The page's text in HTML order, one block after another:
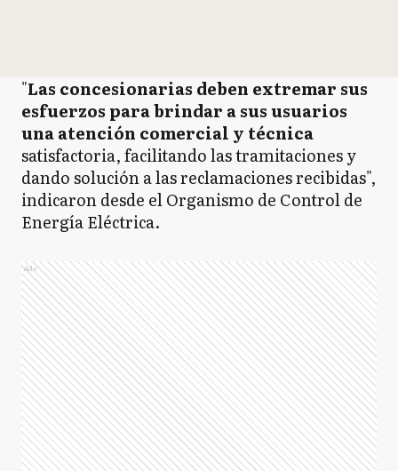
"Las concesionarias deben extremar sus
esfuerzos para brindar a sus usuarios
una atención comercial y técnica
satisfactoria, facilitando las tramitaciones y
dando solución a las reclamaciones recibidas",
indicaron desde el Organismo de Control de
Energía Eléctrica.
Ads